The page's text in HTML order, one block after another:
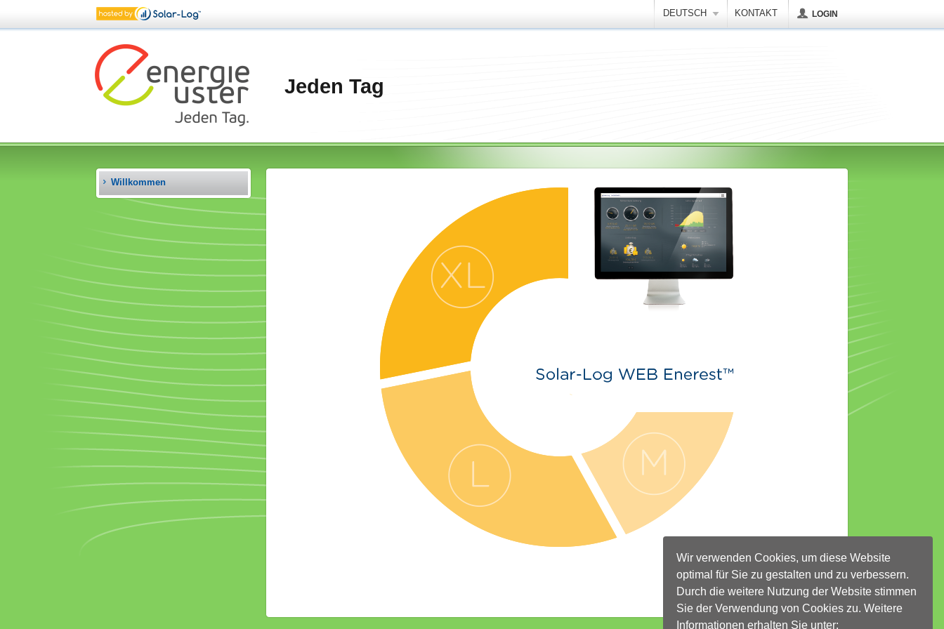
Wir verwenden Cookies, um diese Website
optimal für Sie zu gestalten und zu verbessern.
Durch die weitere Nutzung der Website stimmen
Sie der Verwendung von Cookies zu. Weitere
Informationen erhalten Sie unter:
DEUTSCH KONTAKT LOGIN
Jeden Tag
Willkommen